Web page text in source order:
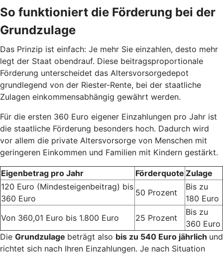
So funktioniert die Förderung bei der
Grundzulage
Das Prinzip ist einfach: Je mehr Sie einzahlen, desto mehr
legt der Staat obendrauf. Diese beitragsproportionale
Förderung unterscheidet das Altersvorsorgedepot
grundlegend von der Riester-Rente, bei der staatliche
Zulagen einkommensabhängig gewährt werden.
Für die ersten 360 Euro eigener Einzahlungen pro Jahr ist
die staatliche Förderung besonders hoch. Dadurch wird
vor allem die private Altersvorsorge von Menschen mit
geringeren Einkommen und Familien mit Kindern gestärkt.
Eigenbetrag pro Jahr Förderquote Zulage
120 Euro (Mindesteigenbeitrag) bis
360 Euro
50 Prozent
Bis zu
180 Euro
Von 360,01 Euro bis 1.800 Euro
25 Prozent
Bis zu
360 Euro
Die Grundzulage beträgt also bis zu 540 Euro jährlich und
richtet sich nach Ihren Einzahlungen. Je nach Situation